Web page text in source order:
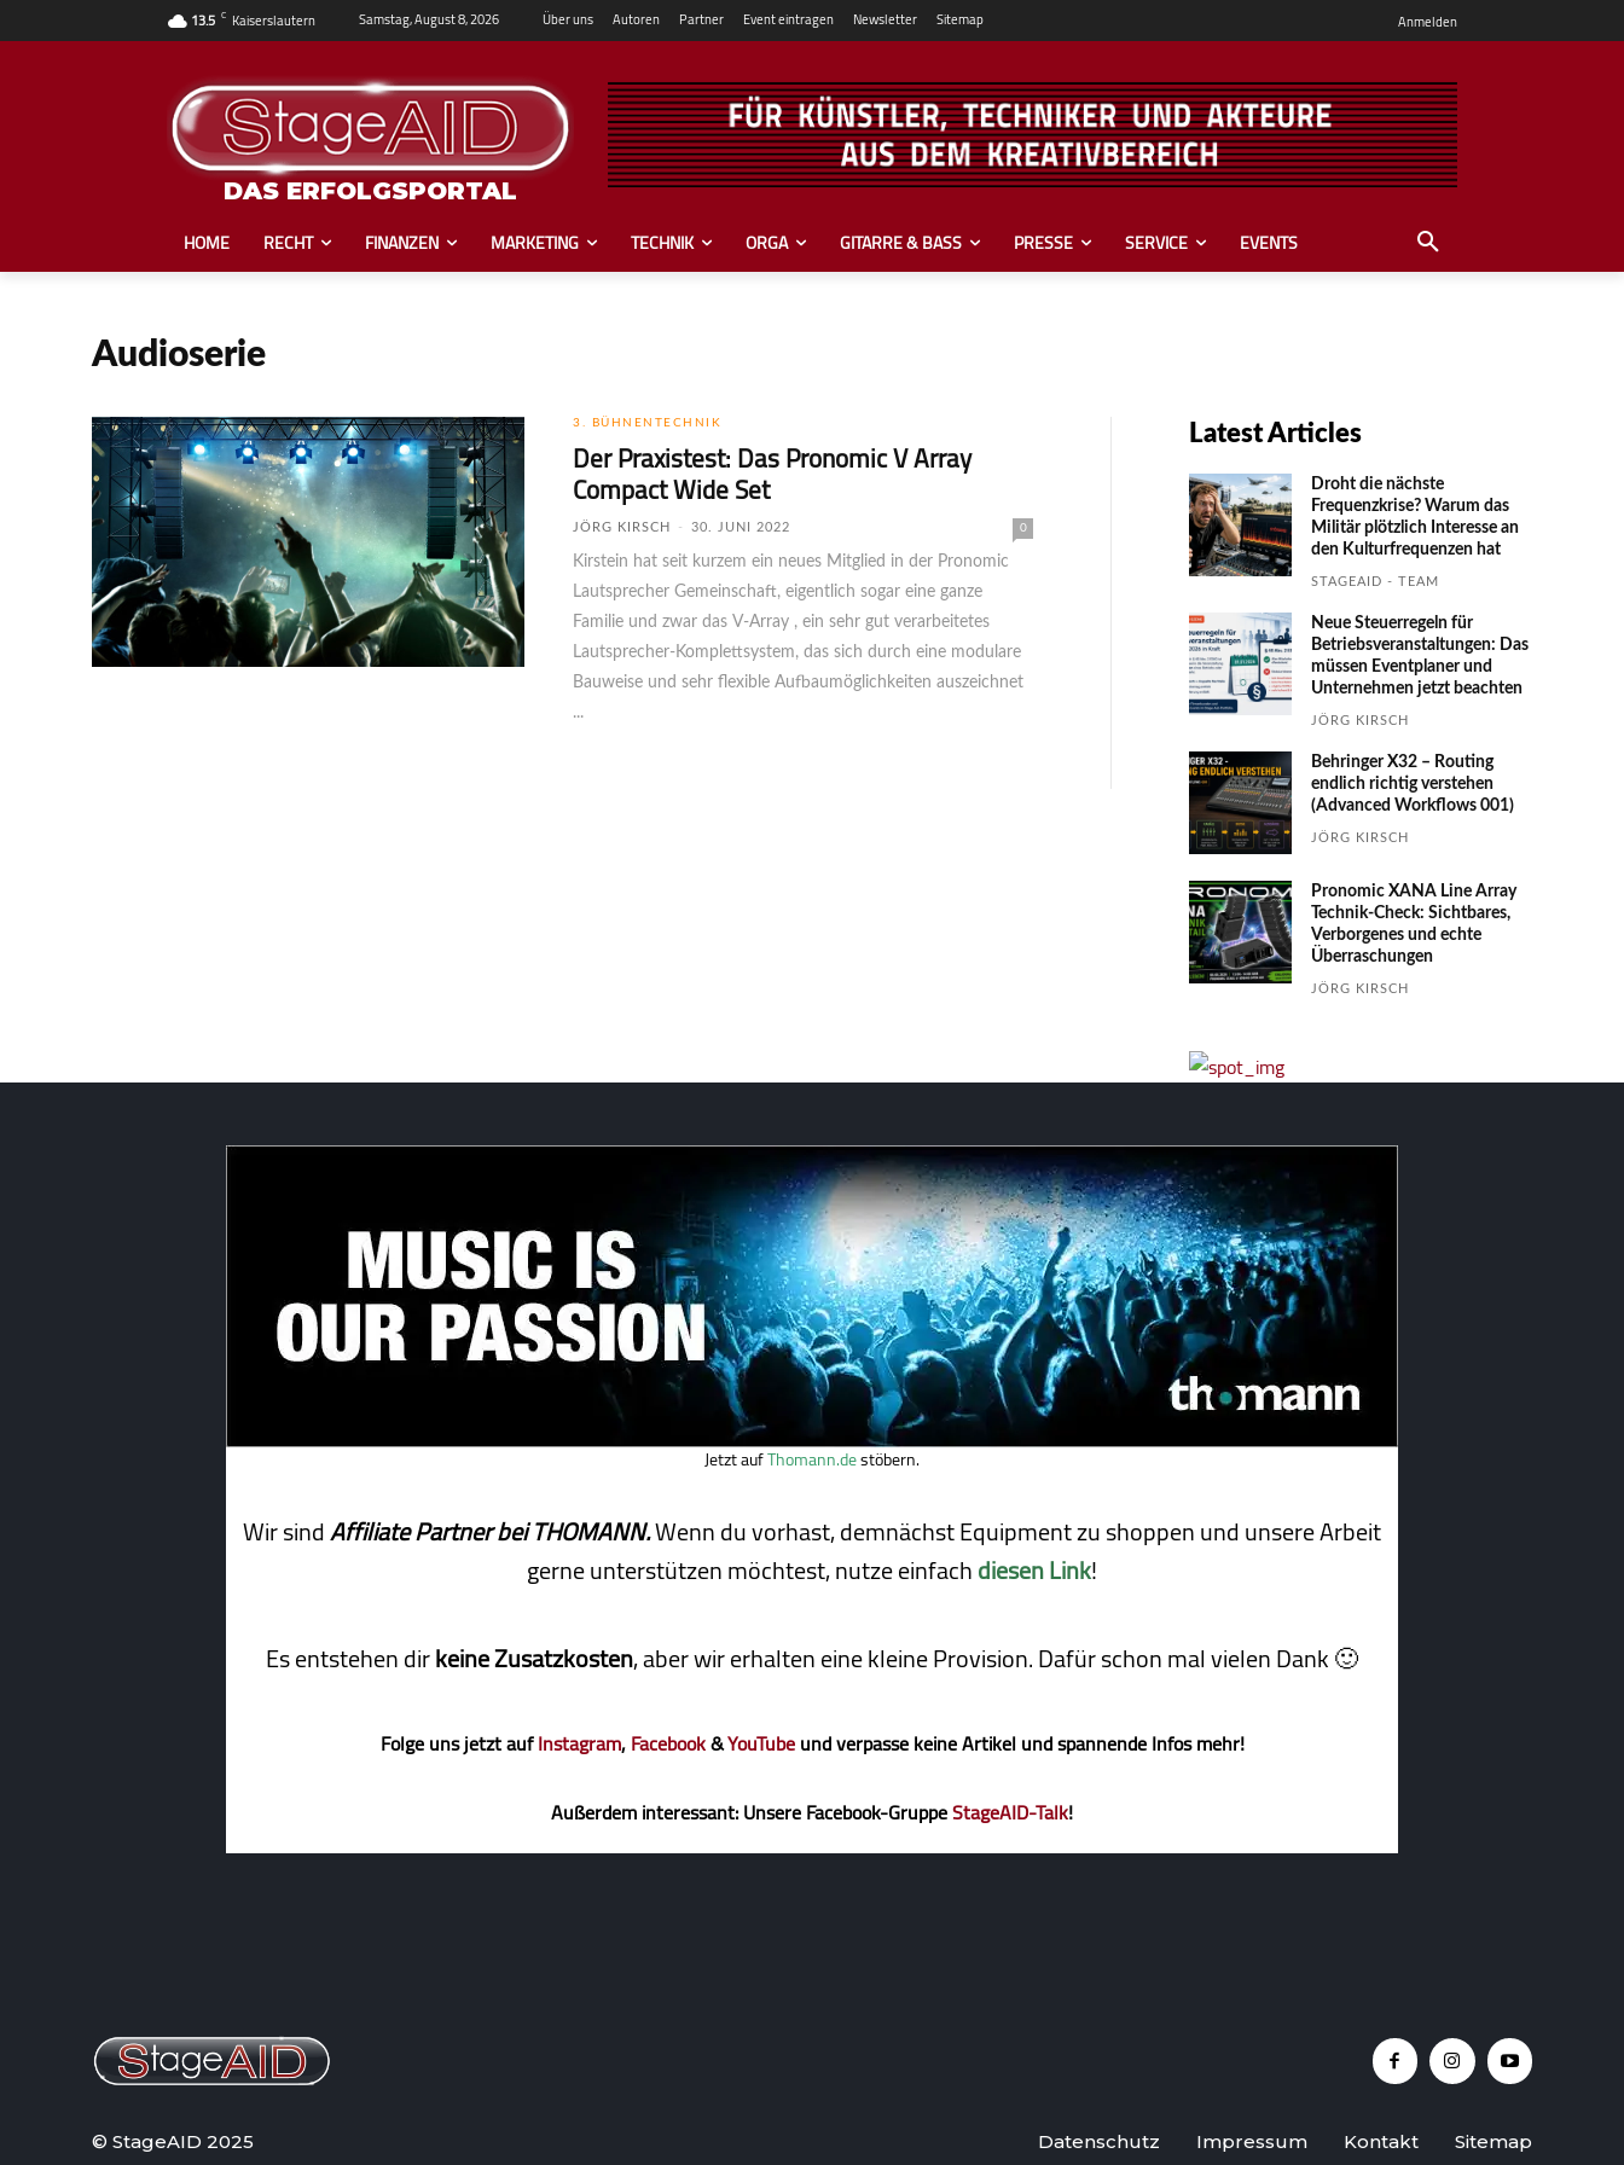
13.5 C Kaiserslautern Samstag, August 8, 2026 Über uns Autoren Partner Event eintragen Newsletter Sitemap Anmelden
DAS ERFOLGSPORTAL
HOME RECHT FINANZEN MARKETING TECHNIK ORGA GITARRE & BASS PRESSE SERVICE EVENTS
Audioserie
3. BÜHNENTECHNIK
Der Praxistest: Das Pronomic V Array
Compact Wide Set
JÖRG KIRSCH - 30. JUNI 2022 0
Kirstein hat seit kurzem ein neues Mitglied in der Pronomic
Lautsprecher Gemeinschaft, eigentlich sogar eine ganze
Familie und zwar das V-Array , ein sehr gut verarbeitetes
Lautsprecher-Komplettsystem, das sich durch eine modulare
Bauweise und sehr flexible Aufbaumöglichkeiten auszeichnet
...
Latest Articles
Droht die nächste
Frequenzkrise? Warum das
Mili­tär plötzlich Inte­resse an
den Kultur­fre­quen­zen hat
STAGEAID - TEAM
Neue Steuerregeln für
Betriebs­ver­an­stal­tungen: Das
müssen Event­planer und
Unter­nehmen jetzt beachten
JÖRG KIRSCH
Behringer X32 – Routing
endlich richtig verstehen
(Advanced Workflows 001)
JÖRG KIRSCH
Pronomic XANA Line Array
Technik-Check: Sichtbares,
Verborgenes und echte
Überraschungen
JÖRG KIRSCH
Jetzt aufThomann.destöbern.
Wir sindAffiliate Partner bei THOMANN.Wenn du vorhast, demnächst Equipment zu shoppen und unsere Arbeit
gerne unterstützen möchtest, nutze einfachdiesen Link!
Es entstehen dirkeine Zusatzkosten, aber wir erhalten eine kleine Pro­vi­sion. Dafür schon mal vielen Dank 🙂
Folge uns jetzt aufInstagram,Facebook&YouTubeund verpasse keine Artikel und spannende Infos mehr!
Außerdem interessant: Unsere Facebook-GruppeStageAID-Talk!
© StageAID 2025 Datenschutz Impressum Kontakt Sitemap